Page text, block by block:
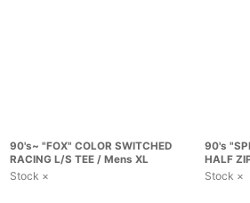
90's~ "FOX" COLOR SWITCHED
RACING L/S TEE / Mens XL
Stock ×
90's
HALF
Stock ×